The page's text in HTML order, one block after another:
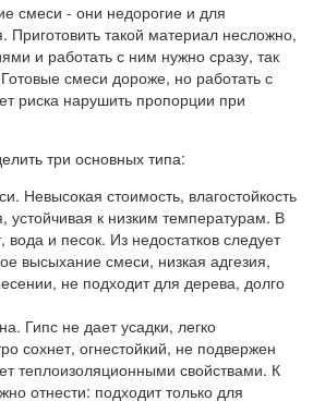
смеси - они недорогие и для
Приготовить такой материал несложно,
и работать с ним нужно сразу, так
смеси дороже, но работать с
риска нарушить пропорции при
три основных типа:
Невысокая стоимость, влагостойкость
устойчивая к низким температурам. В
вода и песок. Из недостатков следует
высыхание смеси, низкая адгезия,
не подходит для дерева, долго
Гипс не дает усадки, легко
сохнет, огнестойкий, не подвержен
теплоизоляционными свойствами. К
отнести: подходит только для